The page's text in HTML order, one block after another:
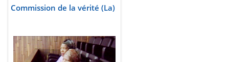
Commission de la vérité (La)